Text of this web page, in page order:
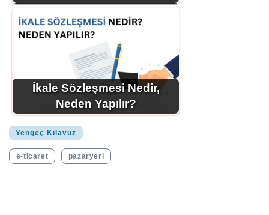
İkale Sözleşmesi Nedir,
Neden Yapılır?
Yengeç Kılavuz
e-ticaret pazaryeri